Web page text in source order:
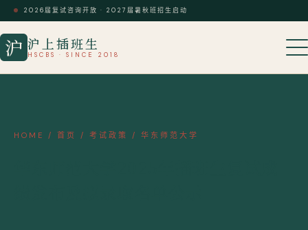
2026届复试咨询开放 · 2027届暑秋班招生启动
沪 沪上插班生
HSCBS · SINCE 2018
HOME / 首页 / 考试政策 / 华东师范大学